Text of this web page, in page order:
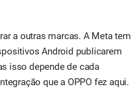
a outras marcas. A Meta tem
Android publicarem
isso depende de cada
que a OPPO fez aqui.